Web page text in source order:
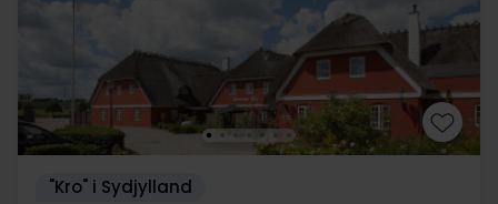
"Kro" i Sydjylland